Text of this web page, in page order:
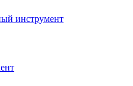
инструмент